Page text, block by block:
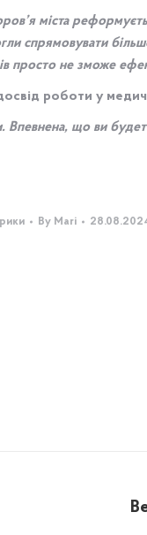
міста
просто не зможе
роботи у
що ви
By Mari 28.08.2024